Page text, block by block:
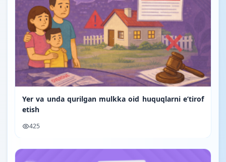
Yer va unda qurilgan mulkka oid huquqlarni e’tirof
etish
425